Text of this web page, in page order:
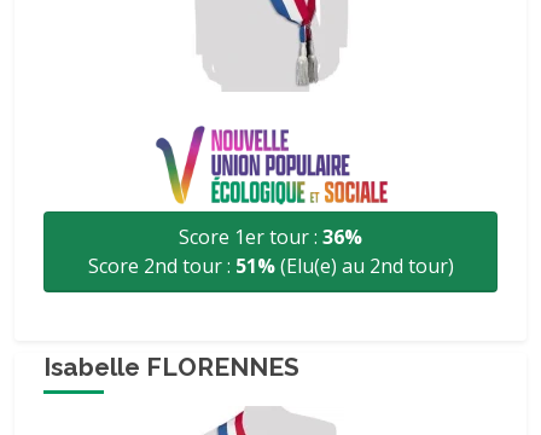
Score 1er tour : 36%
Score 2nd tour : 51%(Elu(e) au 2nd tour)
Isabelle FLORENNES